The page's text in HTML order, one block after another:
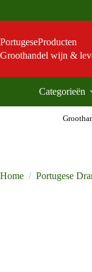
inhoud
PortugeseProducten
Groothandel wijn &
Categorieën
Home / Portugese